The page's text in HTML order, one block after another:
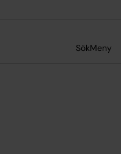
SökMeny